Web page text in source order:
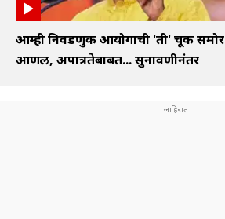
आम्ही निवडणुक आयोगाची 'ती' चूक समोर
आणली, अपात्रतेबाबत... सुनावणीनंतर